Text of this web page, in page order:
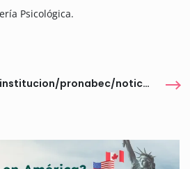
Psicológica.
https://www.gob.pe/institucion/pronabec/noticias/1348467-sumate-al-voluntariado-talentos-en-accion-pronabec-abre-convocatoria-hasta-el-27-de-febrero